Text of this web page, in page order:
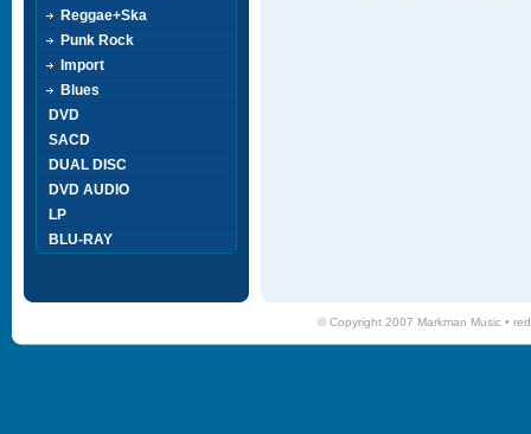
Reggae+Ska
Punk Rock
Import
Blues
DVD
SACD
DUAL DISC
DVD AUDIO
LP
BLU-RAY
© Copyright 2007 Markman Music •